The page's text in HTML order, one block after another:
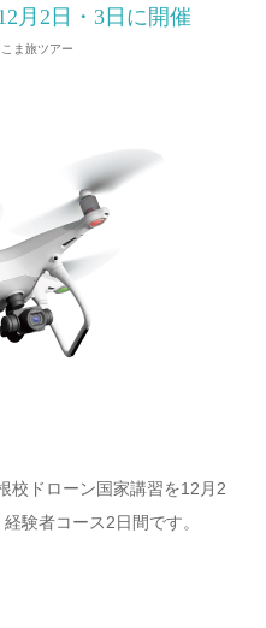
月2日・3日に開催
こま旅ツアー
校ドローン国家講習を12月2
験者コース2日間です。